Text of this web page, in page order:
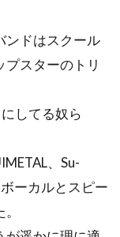
ンドはスクール
スターのトリ
してる奴ら
、Su-
ーカルとスピー